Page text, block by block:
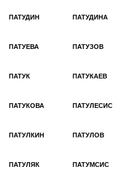
ПАТУДИН ПАТУДИНА
ПАТУЕВА ПАТУЗОВ
ПАТУК ПАТУКАЕВ
ПАТУКОВА ПАТУЛЕСИС
ПАТУЛКИН ПАТУЛОВ
ПАТУЛЯК ПАТУМСИС